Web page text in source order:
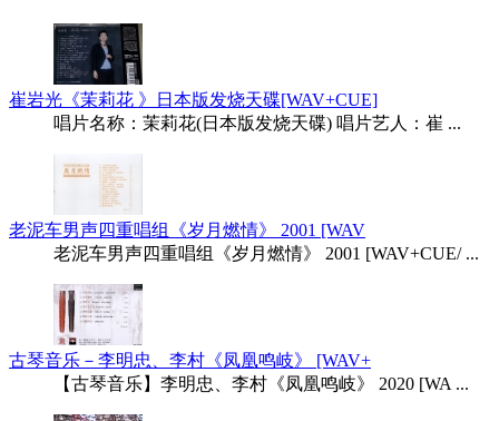
崔岩光《茉莉花 》日本版发烧天碟[WAV+CUE]
唱片名称：茉莉花(日本版发烧天碟) 唱片艺人：崔 ...
老泥车男声四重唱组《岁月燃情》 2001 [WAV
老泥车男声四重唱组《岁月燃情》 2001 [WAV+CUE/ ...
古琴音乐－李明忠、李村《凤凰鸣岐》 [WAV+
【古琴音乐】李明忠、李村《凤凰鸣岐》 2020 [WA ...